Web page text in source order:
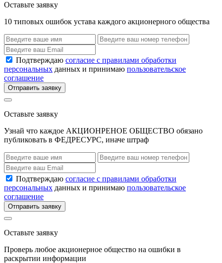
Оставьте заявку
10 типовых ошибок устава каждого акционерного общества
Подтверждаю согласие с правилами обработки
персональных данных и принимаю пользовательское
соглашение
Отправить заявку
Оставьте заявку
Узнай что каждое АКЦИОНРЕНОЕ ОБЩЕСТВО обязано
публиковать в ФЕДРЕСУРС, иначе штраф
Подтверждаю согласие с правилами обработки
персональных данных и принимаю пользовательское
соглашение
Отправить заявку
Оставьте заявку
Проверь любое акционерное общество на ошибки в
раскрытии информации